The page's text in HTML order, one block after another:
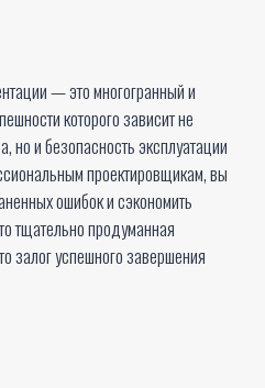
— это многогранный и
которого зависит не
но и безопасность эксплуатации
проектировщикам, вы
ошибок и сэкономить
тщательно продуманная
залог успешного завершения